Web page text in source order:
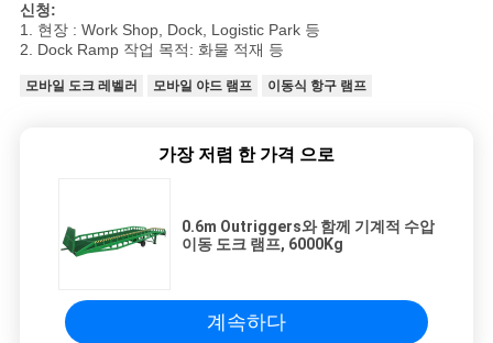
신청:
1. 현장 : Work Shop, Dock, Logistic Park 등
2. Dock Ramp 작업 목적: 화물 적재 등
모바일 도크 레벨러 모바일 야드 램프 이동식 항구 램프
가장 저렴 한 가격 으로
0.6m Outriggers와 함께 기계적 수압
이동 도크 램프, 6000Kg
계속하다